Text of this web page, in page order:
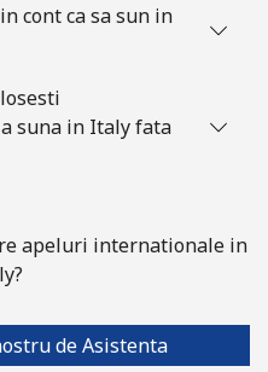
cont ca sa sun in
suna in Italy fata
apeluri internationale in
de Asistenta